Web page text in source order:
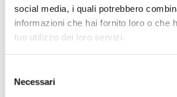
social media, i quali potrebbero
informazioni che hai fornito loro o che
tuo utilizzo dei loro servizi.
delNecessari
MOSTRA